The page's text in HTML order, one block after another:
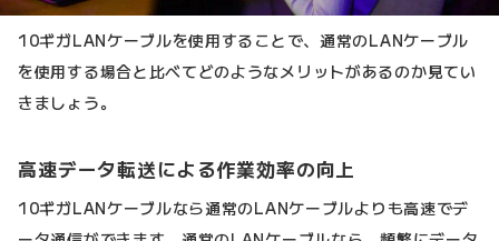
10ギガLANケーブルを使用することで、通常のLANケーブル
を使用する場合と比べてどのようなメリットがあるのか見てい
きましょう。
高速データ転送による作業効率の向上
10ギガLANケーブルなら通常のLANケーブルよりも高速でデ